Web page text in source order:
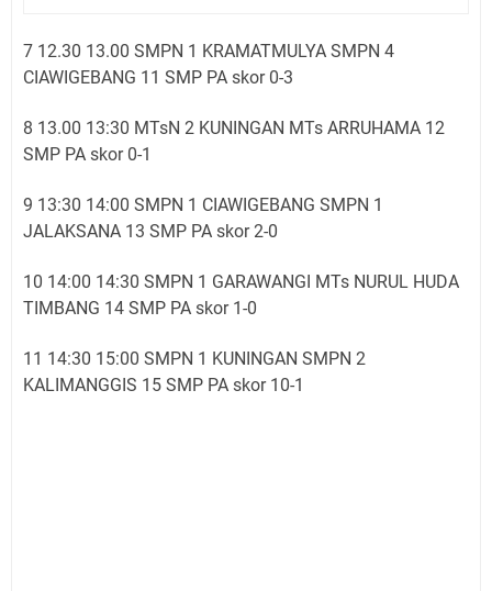
7 12.30 13.00 SMPN 1 KRAMATMULYA SMPN 4
CIAWIGEBANG 11 SMP PA skor 0-3
8 13.00 13:30 MTsN 2 KUNINGAN MTs ARRUHAMA 12
SMP PA skor 0-1
9 13:30 14:00 SMPN 1 CIAWIGEBANG SMPN 1
JALAKSANA 13 SMP PA skor 2-0
10 14:00 14:30 SMPN 1 GARAWANGI MTs NURUL HUDA
TIMBANG 14 SMP PA skor 1-0
11 14:30 15:00 SMPN 1 KUNINGAN SMPN 2
KALIMANGGIS 15 SMP PA skor 10-1